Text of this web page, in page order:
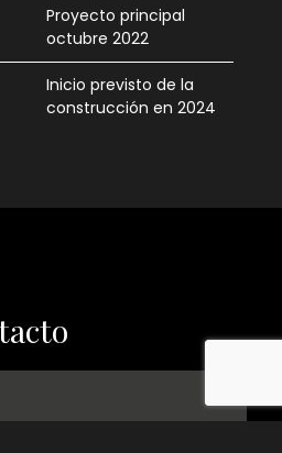
Proyecto principal
octubre 2022
Inicio previsto de la
construcción en 2024